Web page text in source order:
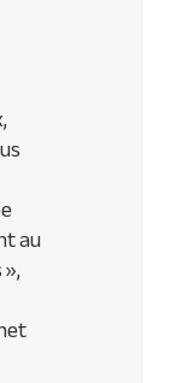
au